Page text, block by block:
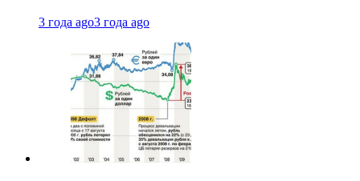
3 года ago3 года ago